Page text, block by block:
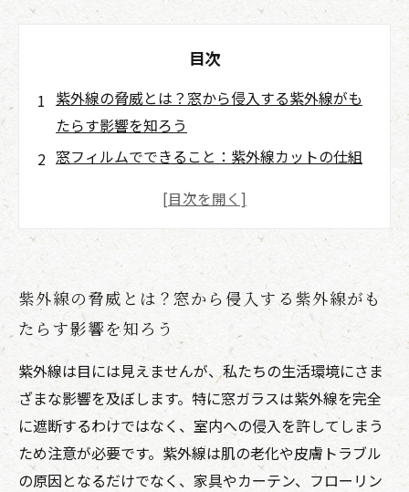
目次
紫外線の脅威とは？窓から侵入する紫外線がも
たらす影響を知ろう
窓フィルムでできること：紫外線カットの仕組
自分に合った窓フィルムの選び方ガイド：種類
と特徴を比較しよう
窓フィルム施工のポイント：張替え業者が教え
る失敗しない選び方
施工後の効果を実感！窓フィルムで快適で健康
的な生活を手に入れる方法
プロが教える窓フィルムのメンテナンス方法と
長持ちさせるコツ
窓フィルムで紫外線対策を始めよう！健康と快
適さを守る最適な一歩
紫外線の脅威とは？窓から侵入する紫外線がも
たらす影響を知ろう
紫外線は目には見えませんが、私たちの生活環境にさま
ざまな影響を及ぼします。特に窓ガラスは紫外線を完全
に遮断するわけではなく、室内への侵入を許してしまう
ため注意が必要です。紫外線は肌の老化や皮膚トラブル
の原因となるだけでなく、家具やカーテン、フローリン